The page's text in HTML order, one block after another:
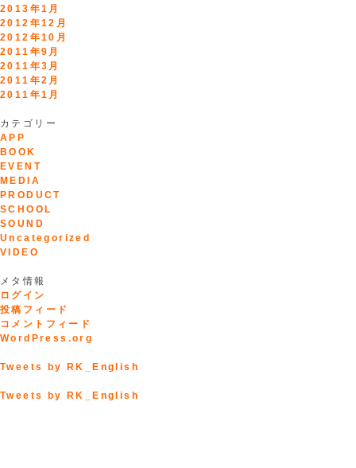
2013年1月
2012年12月
2012年10月
2011年9月
2011年3月
2011年2月
2011年1月
カテゴリー
APP
BOOK
EVENT
MEDIA
PRODUCT
SCHOOL
SOUND
Uncategorized
VIDEO
メタ情報
ログイン
投稿フィード
コメントフィード
WordPress.org
Tweets by RK_English
Tweets by RK_English